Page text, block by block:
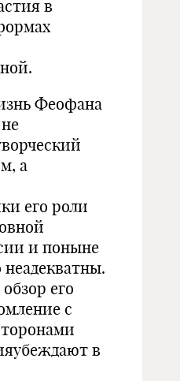
в
Феофана
а
его роли
и поныне
его
с
в